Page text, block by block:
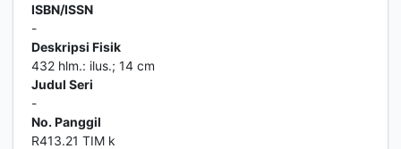
ISBN/ISSN
-
Deskripsi Fisik
432 hlm.: ilus.; 14 cm
Judul Seri
-
No. Panggil
R413.21 TIM k